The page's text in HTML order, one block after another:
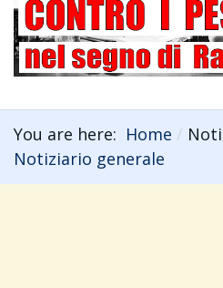
You are here: Home
Notiziario generale